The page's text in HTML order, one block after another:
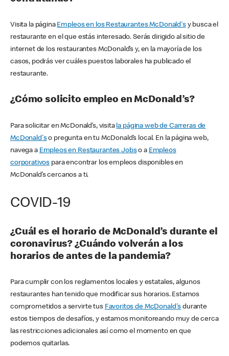
Visita la página Empleos en los Restaurantes McDonald'sy busca el
restaurante en el que estás interesado. Serás dirigido al sitio de
internet de los restaurantes McDonald’s y, en la mayoría de los
casos, podrás ver cuáles puestos laborales ha publicado el
restaurante.
¿Cómo solicito empleo en McDonald’s?
Para solicitar en McDonald’s, visita la página web de Carreras de
McDonald'so pregunta en tu McDonald’s local. En la página web,
navega a Empleos en Restaurantes Jobso a Empleos
corporativos para encontrar los empleos disponibles en
McDonald’s cercanos a ti.
COVID-19
¿Cuál es el horario de McDonald’s durante el
coronavirus? ¿Cuándo volverán a los
horarios de antes de la pandemia?
Para cumplir con los reglamentos locales y estatales, algunos
restaurantes han tenido que modificar sus horarios. Estamos
comprometidos a servirte tus Favoritos de McDonald's durante
estos tiempos de desafíos, y estamos monitoreando muy de cerca
las restricciones adicionales así como el momento en que
podemos quitarlas.